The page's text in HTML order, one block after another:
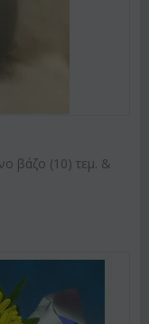
βάζο (10) τεμ. &